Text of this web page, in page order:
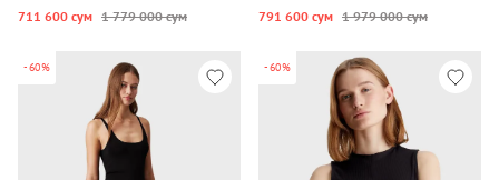
711 600 сум 1 779 000 сум 791 600 сум 1 979 000 сум
-60% -60%